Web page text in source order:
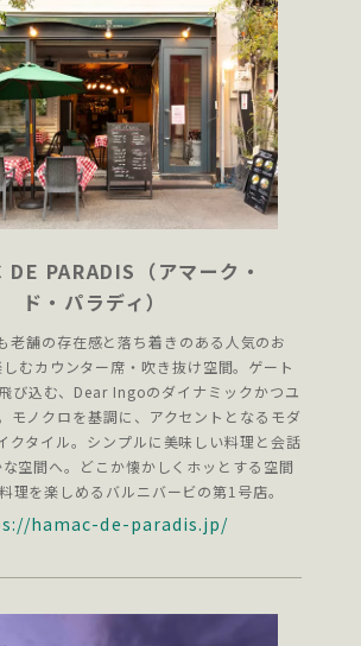
DE PARADIS（アマーク・
ド・パラディ）
老舗の存在感と落ち着きのある人気のお
むカウンター席・吹き抜け空間。ゲート
び込む、Dear Ingoのダイナミックかつユ
モノクロを基調に、アクセントとなるモダ
クタイル。シンプルに美味しい料理と会話
空間へ。どこか懐かしくホッとする空間
理を楽しめるバルニバービの第1号店。
hamac-de-paradis.jp/